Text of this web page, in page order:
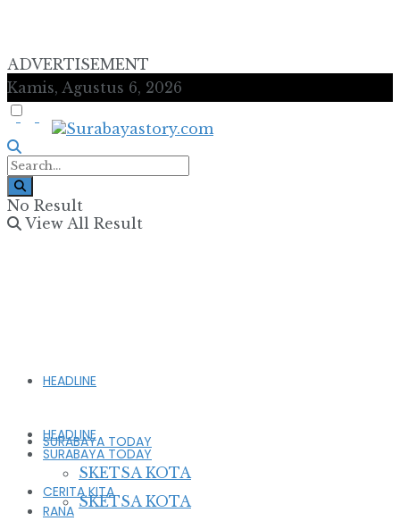
ADVERTISEMENT
Kamis, Agustus 6, 2026
No Result
View All Result
HEADLINE
SURABAYA TODAY
SKETSA KOTA
HEADLINE
SURABAYA TODAY
SKETSA KOTA
CERITA KITA
RANA